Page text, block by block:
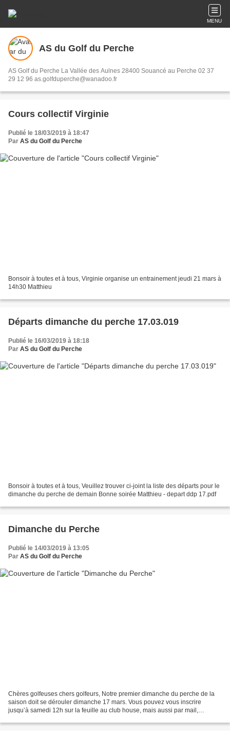
MENU
AS du Golf du Perche
AS Golf du Perche La Vallée des Aulnes 28400 Souancé au Perche 02 37
29 12 96 as.golfduperche@wanadoo.fr
Cours collectif Virginie
Publié le 18/03/2019 à 18:47
Par AS du Golf du Perche
Bonsoir à toutes et à tous, Virginie organise un entrainement jeudi 21 mars à
14h30 Matthieu
Départs dimanche du perche 17.03.019
Publié le 16/03/2019 à 18:18
Par AS du Golf du Perche
Bonsoir à toutes et à tous, Veuillez trouver ci-joint la liste des départs pour le
dimanche du perche de demain Bonne soirée Matthieu - depart ddp 17.pdf
Dimanche du Perche
Publié le 14/03/2019 à 13:05
Par AS du Golf du Perche
Chères golfeuses chers golfeurs, Notre premier dimanche du perche de la
saison doit se dérouler dimanche 17 mars. Vous pouvez vous inscrire
jusqu’à samedi 12h sur la feuille au club house, mais aussi par mail,